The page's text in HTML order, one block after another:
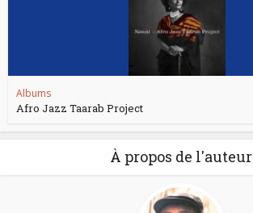
Albums
Afro Jazz Taarab Project
À propos de l'auteur